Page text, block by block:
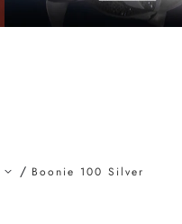
Boonie 100 Silver